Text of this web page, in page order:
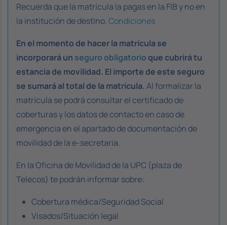
Recuerda que la matrícula la pagas en la FIB y no en
la institución de destino.Condiciones
En el momento de hacer la matrícula se
incorporará un seguro obligatorioque cubrirá tu
estancia de movilidad. El importe de este seguro
se sumará al total de la matrícula.Al formalizar la
matrícula se podrá consultar el certificado de
coberturas y los datos de contacto en caso de
emergencia en el apartado de documentación de
movilidad de la e-secretaria.
En la Oficina de Movilidad de la UPC (plaza de
Telecos) te podrán informar sobre:
Cobertura médica/Seguridad Social
Visados/Situación legal